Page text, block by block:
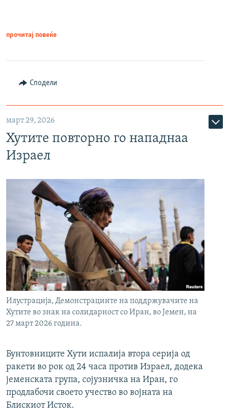
прочитај повеќе
Сподели
март 29, 2026
Хутите повторно го нападнаа
Израел
Илустрација, Демонстрациите на поддржувачите на
Хутите во знак на солидарност со Иран, во Јемен, на
27 март 2026 година.
Бунтовниците Хути испалија втора серија од
ракети во рок од 24 часа против Израел, додека
јеменската група, сојузничка на Иран, го
продлабочи своето учество во војната на
Блискиот Исток.